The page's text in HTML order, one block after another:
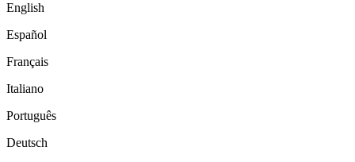
English
Español
Français
Italiano
Português
Deutsch